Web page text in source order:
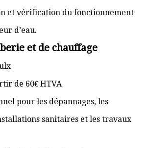
et vérification du fonctionnement
d’eau.
et de chauffage
de 60€ HTVA
pour les dépannages, les
sanitaires et les travaux